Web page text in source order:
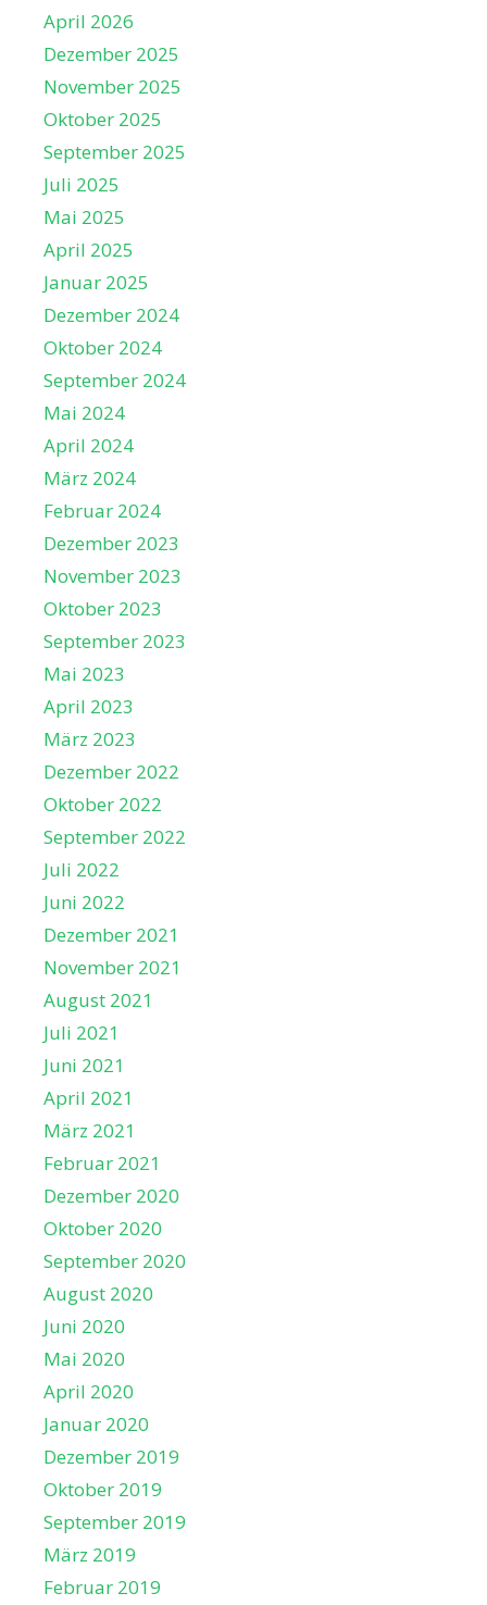
April 2026
Dezember 2025
November 2025
Oktober 2025
September 2025
Juli 2025
Mai 2025
April 2025
Januar 2025
Dezember 2024
Oktober 2024
September 2024
Mai 2024
April 2024
März 2024
Februar 2024
Dezember 2023
November 2023
Oktober 2023
September 2023
Mai 2023
April 2023
März 2023
Dezember 2022
Oktober 2022
September 2022
Juli 2022
Juni 2022
Dezember 2021
November 2021
August 2021
Juli 2021
Juni 2021
April 2021
März 2021
Februar 2021
Dezember 2020
Oktober 2020
September 2020
August 2020
Juni 2020
Mai 2020
April 2020
Januar 2020
Dezember 2019
Oktober 2019
September 2019
März 2019
Februar 2019